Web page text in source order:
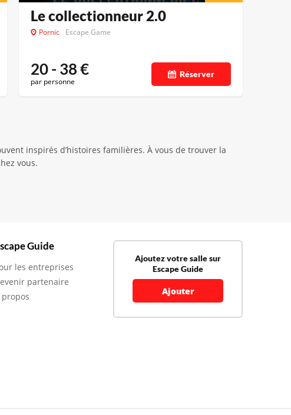
Le collectionneur 2.0
Pornic Escape Game
20 - 38€
par personne
Réserver
inspirés d’histoires familières. À vous de trouver la
vous.
Guide
les entreprises
partenaire
propos
Ajoutez votre salle sur
Escape Guide
Ajouter